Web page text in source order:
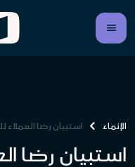
الإنماء استبيان رضا العملاء
استبيان رضا